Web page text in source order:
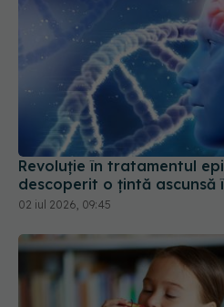
Revoluție în tratamentul
descoperit o țintă ascunsă
02 iul 2026, 09:45